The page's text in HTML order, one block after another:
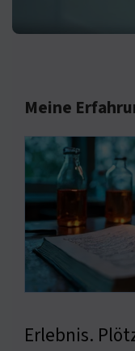
Meine
Erlebnis.